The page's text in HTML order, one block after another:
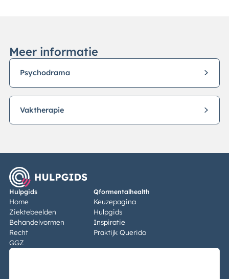
Meer informatie
Psychodrama
Vaktherapie
Hulpgids
Home
Ziektebeelden
Behandelvormen
Recht
GGZ
Qformentalhealth
Keuzepagina
Hulpgids
Inspiratie
Praktijk Querido